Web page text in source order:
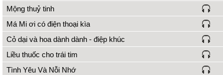
Mộng thuỷ tinh
Má Mi ơi có điện thoại kìa
Cỏ dại và hoa dành dành - điệp khúc
Liều thuốc cho trái tim
Tình Yêu Và Nỗi Nhớ